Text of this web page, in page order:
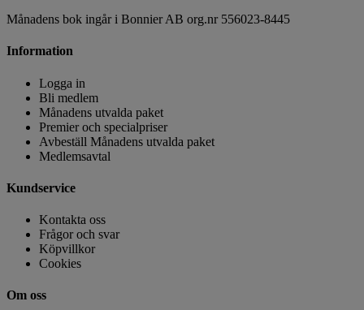
Månadens bok ingår i Bonnier AB org.nr 556023-8445
Information
Logga in
Bli medlem
Månadens utvalda paket
Premier och specialpriser
Avbeställ Månadens utvalda paket
Medlemsavtal
Kundservice
Kontakta oss
Frågor och svar
Köpvillkor
Cookies
Om oss